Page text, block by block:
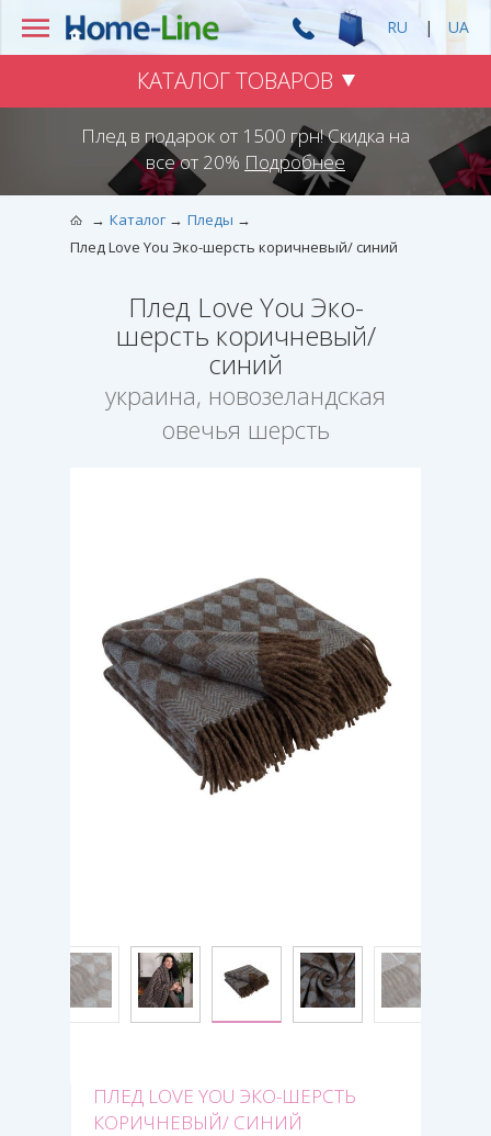
RU | UA
КАТАЛОГ ТОВАРОВ
Плед в подарок от 1500 грн! Скидка на
все от 20% Подробнее
Каталог
Пледы
Плед Love You Эко-шерсть коричневый/ синий
Плед Love You Эко-
шерсть коричневый/
синий
украина, новозеландская
овечья шерсть
ПЛЕД LOVE YOU ЭКО-ШЕРСТЬ
КОРИЧНЕВЫЙ/ СИНИЙ